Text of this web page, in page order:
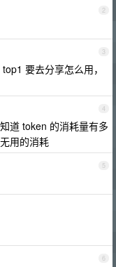
2
3
要去分享怎么用，
4
道 token 的消耗量有多
用的消耗
5
6